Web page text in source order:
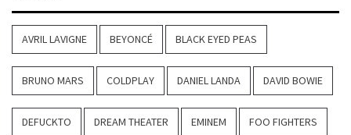
AVRIL LAVIGNE BEYONCÉ BLACK EYED PEAS
BRUNO MARS COLDPLAY DANIEL LANDA DAVID BOWIE
DEFUCKTO DREAM THEATER EMINEM FOO FIGHTERS